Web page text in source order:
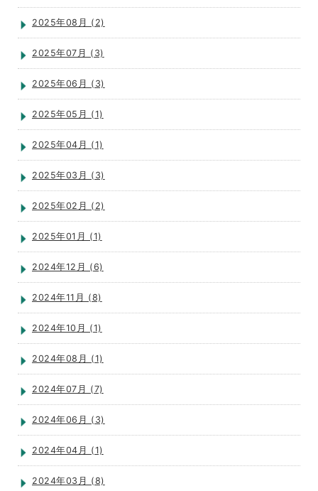
2025年08月 (2)
2025年07月 (3)
2025年06月 (3)
2025年05月 (1)
2025年04月 (1)
2025年03月 (3)
2025年02月 (2)
2025年01月 (1)
2024年12月 (6)
2024年11月 (8)
2024年10月 (1)
2024年08月 (1)
2024年07月 (7)
2024年06月 (3)
2024年04月 (1)
2024年03月 (8)